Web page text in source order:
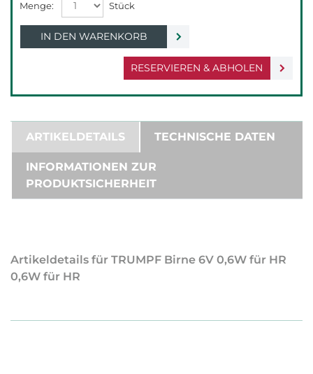
RESERVIEREN & ABHOLEN
IN DEN WARENKORB
ARTIKELDETAILS TECHNISCHE DATEN
INFORMATIONEN ZUR
PRODUKTSICHERHEIT
Artikeldetails für TRUMPF Birne 6V 0,6W für HR
0,6W für HR